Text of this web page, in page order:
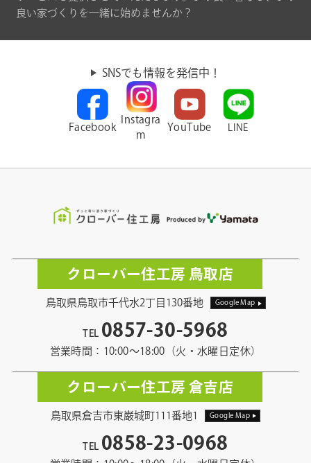
良い家づくりを一緒に始めませんか？
SNSでも情報を発信中！
Facebook
Instagra
m
YouTube LINE
クローバー住工房 鳥取店
鳥取県鳥取市千代水2丁目130番地 Google Map
TEL 0857-30-5968
営業時間：10:00〜18:00（火・水曜日定休）
クローバー住工房 倉吉店
鳥取県倉吉市東巌城町111番地1 Google Map
TEL 0858-23-0968